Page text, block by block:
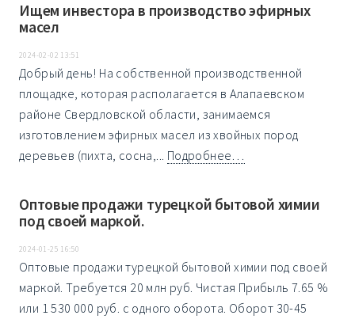
Ищем инвестора в производство эфирных
масел
2024-02-02 13:51
Добрый день! На собственной производственной
площадке, которая располагается в Алапаевском
районе Свердловской области, занимаемся
изготовлением эфирных масел из хвойных пород
деревьев (пихта, сосна,... Подробнее…
Оптовые продажи турецкой бытовой химии
под своей маркой.
2024-01-25 16:50
Оптовые продажи турецкой бытовой химии под своей
маркой. Требуется 20 млн руб. Чистая Прибыль 7.65 %
или 1 530 000 руб. с одного оборота. Оборот 30-45